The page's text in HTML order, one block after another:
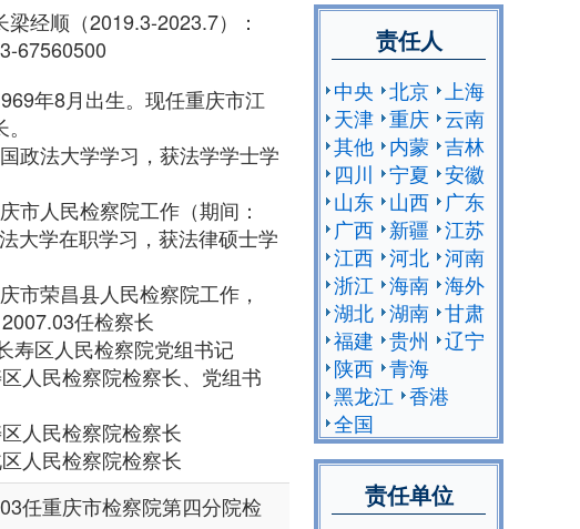
经顺（2019.3-2023.7）：
67560500
年8月出生。现任重庆市江
政法大学学习，获法学学士学
市人民检察院工作（期间：
大学在职学习，获法律硕士学
市荣昌县人民检察院工作，
任检察长
寿区人民检察院党组书记
人民检察院检察长、党组书
人民检察院检察长
人民检察院检察长
任重庆市检察院第四分院检
责任人
中央 北京
上海
天津 重庆 云南
其他 内蒙 吉林
四川
宁夏 安徽
山东 山西
广东
广西 新疆 江苏
江西 河北 河南
浙江 海南 海外
湖北 湖南 甘肃
福建 贵州
辽宁
陕西 青海
黑龙江 香港
全国
责任单位